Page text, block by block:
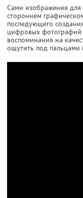
Сами изображения
стороннем
последующего
цифровых фотографий
воспоминания на
ощутить под пальцами